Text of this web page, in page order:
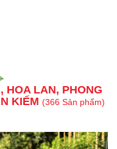
HOA LAN, PHONG
KIẾM (366 Sản phẩm)